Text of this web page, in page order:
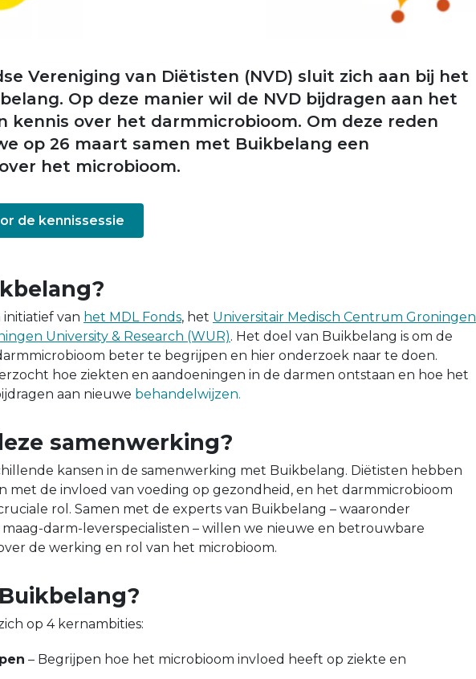
Vereniging van Diëtisten (NVD) sluit zich aan bij het
Op deze manier wil de NVD bijdragen aan het
kennis over het darmmicrobioom. Om deze reden
op 26 maart samen met Buikbelang een
het microbioom.
de kennissessie
initiatief van het MDL Fonds, het Universitair Medisch Centrum Groningen
University & Research (WUR). Het doel van Buikbelang is om de
beter te begrijpen en hier onderzoek naar te doen.
hoe ziekten en aandoeningen in de darmen ontstaan en hoe het
aan nieuwe behandelwijzen.
samenwerking?
kansen in de samenwerking met Buikbelang. Diëtisten hebben
met de invloed van voeding op gezondheid, en het darmmicrobioom
rol. Samen met de experts van Buikbelang – waaronder
darm-leverspecialisten – willen we nieuwe en betrouwbare
de werking en rol van het microbioom.
op 4 kernambities:
– Begrijpen hoe het microbioom invloed heeft op ziekte en